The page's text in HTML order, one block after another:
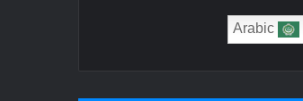
Arabic